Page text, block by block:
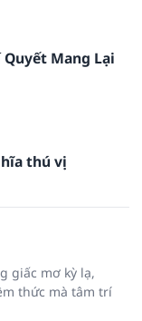
Quyết Mang Lại
thú vị
giấc mơ kỳ lạ,
thức mà tâm trí